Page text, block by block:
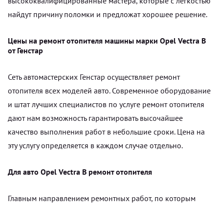
найдут причину поломки и предложат хорошее решение.
Цены на ремонт отопителя машины марки Opel Vectra B
от Генстар
Сеть автомастерских Генстар осуществляет ремонт
отопителя всех моделей авто. Современное оборудование
и штат лучших специалистов по услуге ремонт отопителя
дают нам возможность гарантировать высочайшее
качество выполнения работ в небольшие сроки. Цена на
эту услугу определяется в каждом случае отдельно.
Для авто Opel Vectra B ремонт отопителя
Главным направлением ремонтных работ, по которым